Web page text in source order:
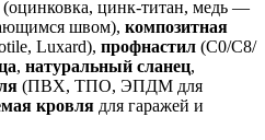
(оцинковка, цинк-титан, медь —
швом), композитная
Luxard), профнастил (С0/С8/
, натуральный сланец,
(ПВХ, ТПО, ЭПДМ для
кровля для гаражей и